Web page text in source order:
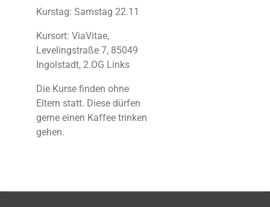
Kurstag: Samstag 22.11
Kursort: ViaVitae,
Levelingstraße 7, 85049
Ingolstadt, 2.OG Links
Die Kurse finden ohne
Eltern statt. Diese dürfen
gerne einen Kaffee trinken
gehen.